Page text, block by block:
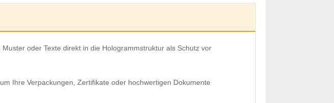
oder Texte direkt in die Hologrammstruktur als Schutz vor
Ihre Verpackungen, Zertifikate oder hochwertigen Dokumente